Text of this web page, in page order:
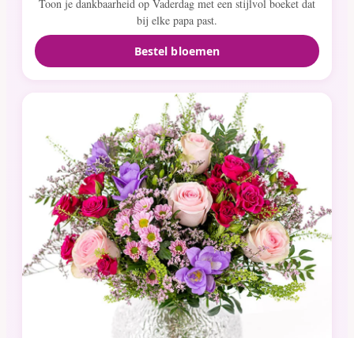
Toon je dankbaarheid op Vaderdag met een stijlvol boeket dat
bij elke papa past.
Bestel bloemen